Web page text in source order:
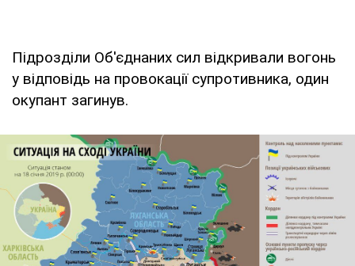
Підрозділи Об'єднаних сил відкривали вогонь
у відповідь на провокації супротивника, один
окупант загинув.